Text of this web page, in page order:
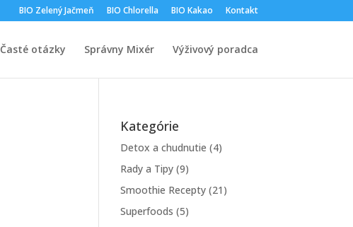
BIO Zelený Jačmeň BIO Chlorella BIO Kakao Kontakt
Časté otázky Správny Mixér Výživový poradca
Kategórie
Detox a chudnutie (4)
Rady a Tipy (9)
Smoothie Recepty (21)
Superfoods (5)